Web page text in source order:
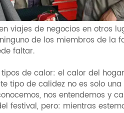
viajes de negocios en otros
de los miembros de la
faltar.
tipos de calor: el calor del
tipo de calidez no es solo
nos entendemos y
festival, pero: mientras